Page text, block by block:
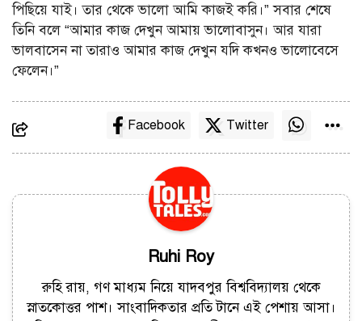
পিছিয়ে যাই। তার থেকে ভালো আমি কাজই করি।” সবার শেষে
তিনি বলে “আমার কাজ দেখুন আমায় ভালোবাসুন। আর যারা
ভালবাসেন না তারাও আমার কাজ দেখুন যদি কখনও ভালোবেসে
ফেলেন।”
Facebook Twitter
Ruhi Roy
রুহি রায়, গণ মাধ্যম নিয়ে যাদবপুর বিশ্ববিদ্যালয় থেকে
স্নাতকোত্তর পাশ। সাংবাদিকতার প্রতি টানে এই পেশায় আসা।